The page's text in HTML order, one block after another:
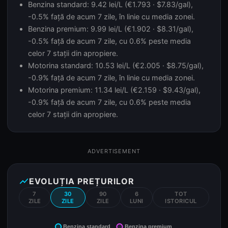
Benzina standard: 9.42 lei/L (€1.793 · $7.83/gal),
-0.5% față de acum 7 zile, în linie cu media zonei.
Benzina premium: 9.99 lei/L (€1.902 · $8.31/gal),
-0.5% față de acum 7 zile, cu 0.6% peste media
celor 7 stații din apropiere.
Motorina standard: 10.53 lei/L (€2.005 · $8.75/gal),
-0.9% față de acum 7 zile, în linie cu media zonei.
Motorina premium: 11.34 lei/L (€2.159 · $9.43/gal),
-0.9% față de acum 7 zile, cu 0.6% peste media
celor 7 stații din apropiere.
ADVERTISEMENT
show_chartEVOLUȚIA PREȚURILOR
7
ZILE
30
ZILE
90
ZILE
6
LUNI
TOT
ISTORICUL